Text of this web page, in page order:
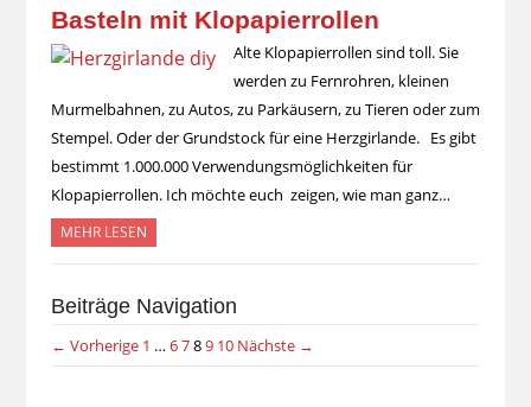
Basteln mit Klopapierrollen
Alte Klopapierrollen sind toll. Sie
werden zu Fernrohren, kleinen
Murmelbahnen, zu Autos, zu Parkäusern, zu Tieren oder zum
Stempel. Oder der Grundstock für eine Herzgirlande. Es gibt
bestimmt 1.000.000 Verwendungsmöglichkeiten für
Klopapierrollen. Ich möchte euch zeigen, wie man ganz…
MEHR LESEN
Beiträge Navigation
← Vorherige 1 …6789 10 Nächste →